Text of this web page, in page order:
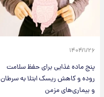
۱۴۰۴/۱/۲۶
پنج ماده غذایی برای حفظ سلامت
روده و کاهش ریسک ابتلا به سرطان
و بیماری‌های مزمن